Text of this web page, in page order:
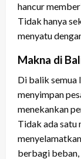
hancur
Tidak hanya
menyatu
Makna di
Di balik semua
menyimpan
menekankan
Tidak ada satu
berbagi beban,